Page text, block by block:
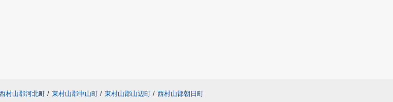
村山郡河北町 / 東村山郡中山町 / 東村山郡山辺町 / 西村山郡朝日町